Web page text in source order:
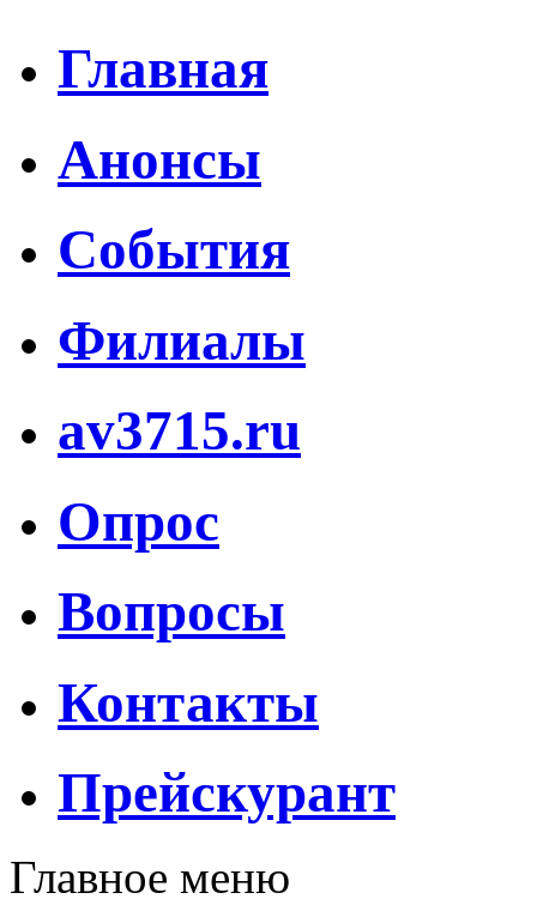
Главная
Анонсы
События
Филиалы
av3715.ru
Опрос
Вопросы
Контакты
Прейскурант
Главное меню